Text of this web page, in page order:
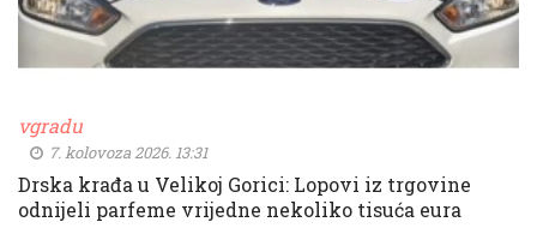
vgradu
7. kolovoza 2026. 13:31
Drska krađa u Velikoj Gorici: Lopovi iz trgovine
odnijeli parfeme vrijedne nekoliko tisuća eura